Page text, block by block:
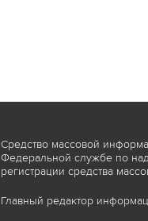
Средство массовой
Федеральной службе по
регистрации средства
Главный редактор